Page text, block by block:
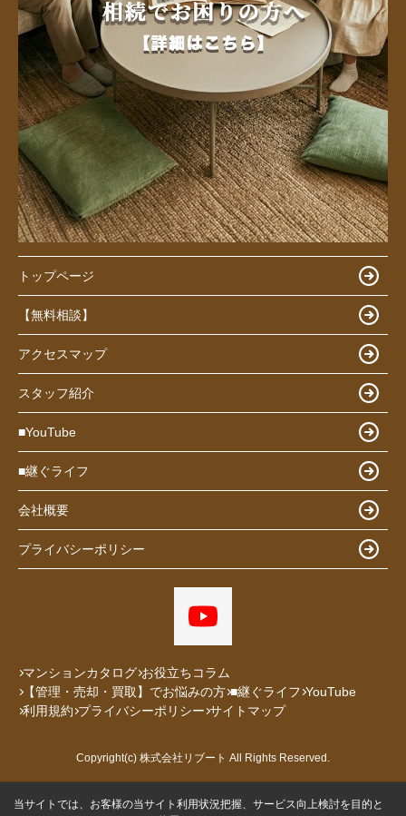
トップページ
【無料相談】
アクセスマップ
スタッフ紹介
■YouTube
■継ぐライフ
会社概要
プライバシーポリシー
マンションカタログ お役立ちコラム
【管理・売却・買取】でお悩みの方 ■継ぐライフ YouTube
利用規約 プライバシーポリシー サイトマップ
Copyright(c) 株式会社リブート All Rights Reserved.
当サイトでは、お客様の当サイト利用状況把握、サービス向上検討を目的と